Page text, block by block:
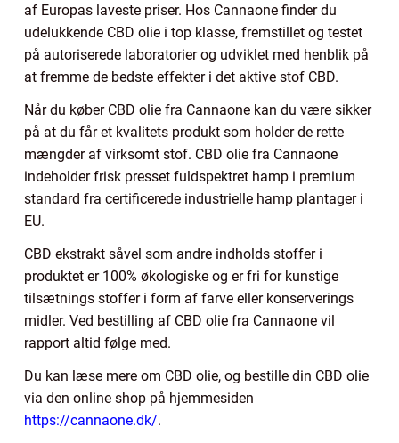
af Europas laveste priser. Hos Cannaone finder du
udelukkende CBD olie i top klasse, fremstillet og testet
på autoriserede laboratorier og udviklet med henblik på
at fremme de bedste effekter i det aktive stof CBD.
Når du køber CBD olie fra Cannaone kan du være sikker
på at du får et kvalitets produkt som holder de rette
mængder af virksomt stof. CBD olie fra Cannaone
indeholder frisk presset fuldspektret hamp i premium
standard fra certificerede industrielle hamp plantager i
EU.
CBD ekstrakt såvel som andre indholds stoffer i
produktet er 100% økologiske og er fri for kunstige
tilsætnings stoffer i form af farve eller konserverings
midler. Ved bestilling af CBD olie fra Cannaone vil
rapport altid følge med.
Du kan læse mere om CBD olie, og bestille din CBD olie
via den online shop på hjemmesiden
https://cannaone.dk/.